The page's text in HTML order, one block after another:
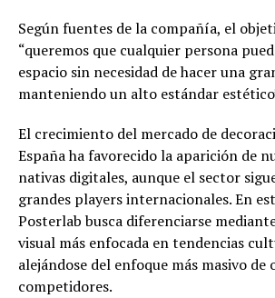
Según fuentes de la compañía, el
“queremos que cualquier persona
espacio sin necesidad de hacer una
manteniendo un alto estándar
El crecimiento del mercado de
España ha favorecido la aparición de
nativas digitales, aunque el sector
grandes players internacionales. En
Posterlab busca diferenciarse
visual más enfocada en tendencias
alejándose del enfoque más masivo de
competidores.